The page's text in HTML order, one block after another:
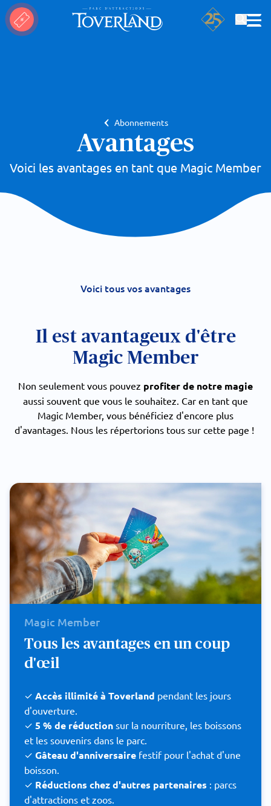
Abonnements
Avantages
Voici les avantages en tant que Magic Member
Voici tous vos avantages
Il est avantageux d'être
Magic Member
Non seulement vous pouvez profiter de notre magie
aussi souvent que vous le souhaitez. Car en tant que
Magic Member, vous bénéficiez d'encore plus
d'avantages. Nous les répertorions tous sur cette page !
Magic Member
Tous les avantages en un coup
d'œil
✓ Accès illimité à Toverland pendant les jours
d'ouverture.
✓ 5 % de réduction sur la nourriture, les boissons
et les souvenirs dans le parc.
✓ Gâteau d'anniversaire festif pour l'achat d'une
boisson.
✓ Réductions chez d'autres partenaires : parcs
d'attractions et zoos.